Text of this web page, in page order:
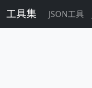
工具集 JSON工具